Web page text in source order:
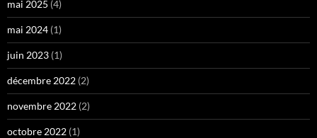
mai 2025 (4)
mai 2024 (1)
juin 2023 (1)
décembre 2022 (2)
novembre 2022 (2)
octobre 2022 (1)